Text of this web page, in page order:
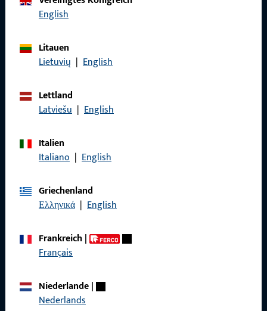
Rufen Sie uns an
English
Litauen
Lietuvių | English
Lettland
Latviešu | English
Italien
Italiano | English
Griechenland
Ελληνικά | English
Frankreich|
Français
Niederlande|
Nederlands
Produkte